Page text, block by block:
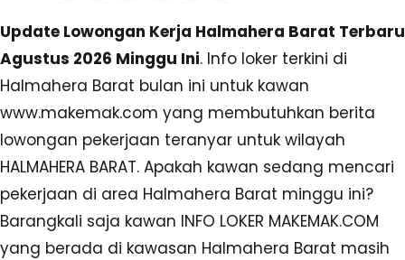
Update Lowongan Kerja Halmahera Barat Terbaru
Agustus 2026 Minggu Ini. Info loker terkini di
Halmahera Barat bulan ini untuk kawan
www.makemak.com yang membutuhkan berita
lowongan pekerjaan teranyar untuk wilayah
HALMAHERA BARAT. Apakah kawan sedang mencari
pekerjaan di area Halmahera Barat minggu ini?
Barangkali saja kawan INFO LOKER MAKEMAK.COM
yang berada di kawasan Halmahera Barat masih